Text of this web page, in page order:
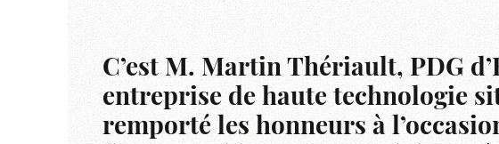
C’est M. Martin Thériault, PDG
entreprise de haute technologie
remporté les honneurs à